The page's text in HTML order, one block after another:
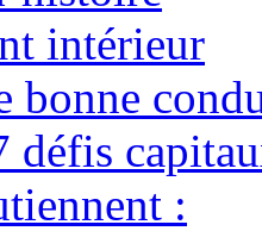
intérieur
bonne
défis
: